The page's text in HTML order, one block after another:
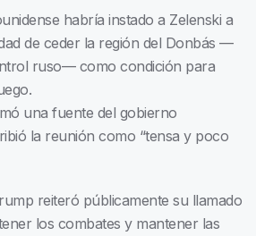
habría instado a Zelenski a
de ceder la región del Donbás —
ruso— como condición para
una fuente del gobierno
la reunión como “tensa y poco
reiteró públicamente su llamado
los combates y mantener las